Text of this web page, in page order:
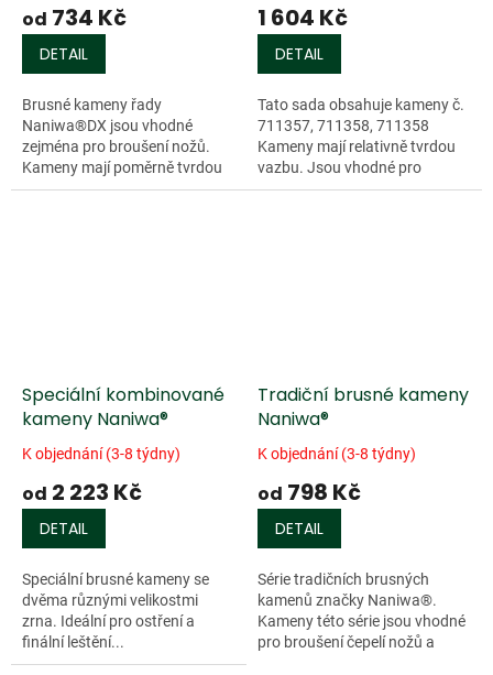
od 734 Kč
DETAIL
Brusné kameny řady
Naniwa®DX jsou vhodné
zejména pro broušení nožů.
Kameny mají poměrně tvrdou
vazbu, čímž nabízejí poměrně
1 604 Kč
DETAIL
Tato sada obsahuje kameny č.
711357, 711358, 711358
Kameny mají relativně tvrdou
vazbu. Jsou vhodné pro
vysoce legované, ale i pro...
Speciální kombinované
kameny Naniwa®
K objednání (3-8 týdny)
od 2 223 Kč
DETAIL
Speciální brusné kameny se
dvěma různými velikostmi
zrna. Ideální pro ostření a
finální leštění...
Tradiční brusné kameny
Naniwa®
K objednání (3-8 týdny)
od 798 Kč
DETAIL
Série tradičních brusných
kamenů značky Naniwa®.
Kameny této série jsou vhodné
pro broušení čepelí nožů a